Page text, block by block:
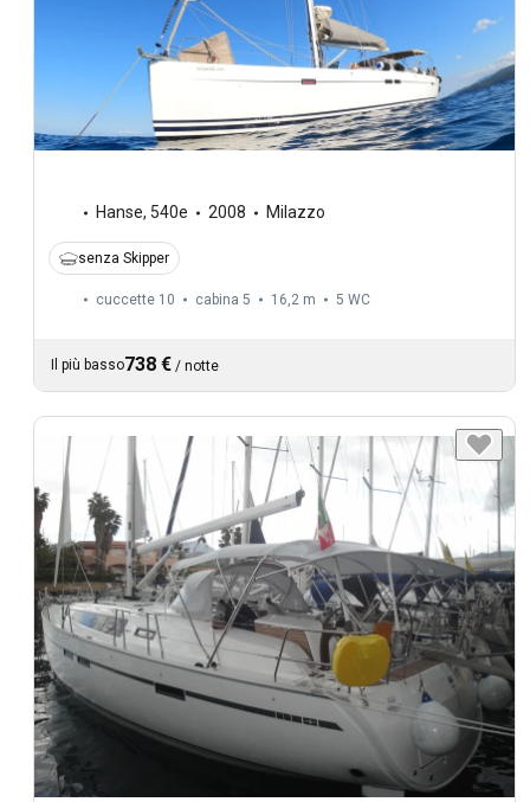
Hanse, 540e 2008 Milazzo
senza Skipper
cuccette 10 cabina 5 16,2 m 5 WC
Il più basso738 € / notte